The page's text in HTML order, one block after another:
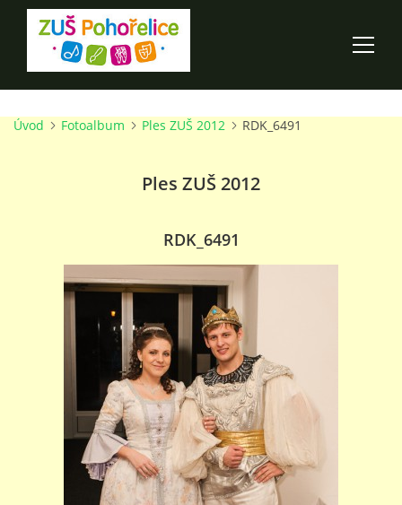
ÚVOD
100 LET ZUŠ POHOŘELICE
O ŠKOLE
TALENTOVÉ ZKOUŠKY
STUDIJNÍ OBORY
Úvod Fotoalbum Ples ZUŠ 2012 RDK_6491
Ples ZUŠ 2012
RDK_6491